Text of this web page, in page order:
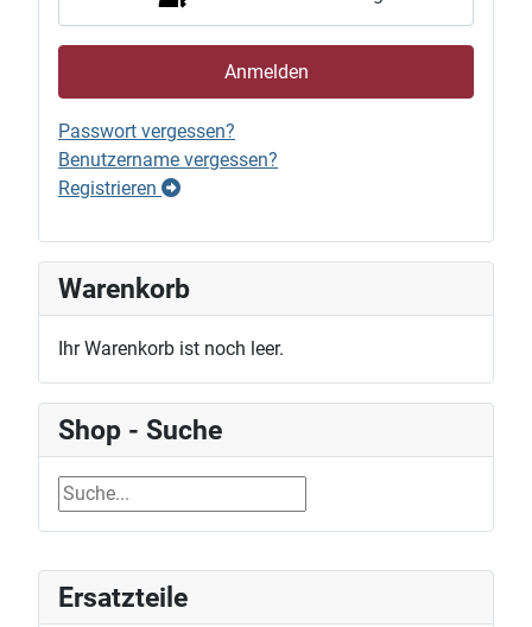
Ersatzteile
Anmelden
Passwort vergessen?
Benutzername vergessen?
Registrieren
Warenkorb
Ihr Warenkorb ist noch leer.
Shop - Suche